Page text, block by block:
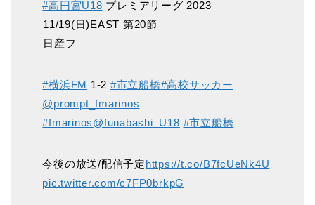
#高円宮U18 プレミアリーグ 2023
️11/19(日)EAST 第20節
️日産フ
#横浜FM 1-2 #市立船橋#高校サッカー
@prompt_fmarinos
#fmarinos@funabashi_U18 #市立船橋
今後の放送/配信予定https://t.co/B7fcUeNk4U
pic.twitter.com/c7FP0brkpG